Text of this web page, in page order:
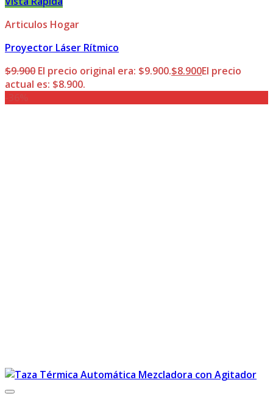
Articulos Hogar
Proyector Láser Rítmico
$9.900 El precio original era: $9.900.$8.900El precio
actual es: $8.900.